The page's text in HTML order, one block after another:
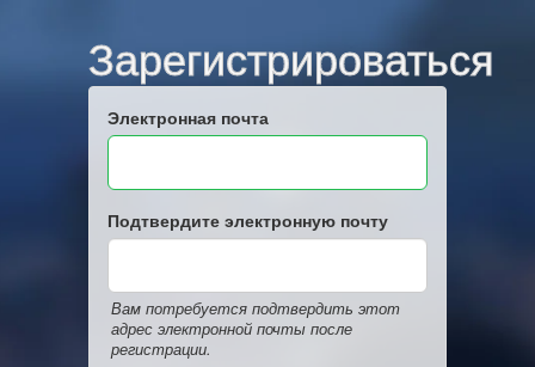
Зарегистрироваться
Электронная почта
Подтвердите электронную почту
Вам потребуется подтвердить этот
адрес электронной почты после
регистрации.